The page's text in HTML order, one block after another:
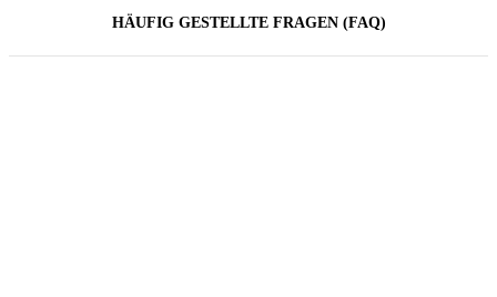
HÄUFIG GESTELLTE FRAGEN (FAQ)